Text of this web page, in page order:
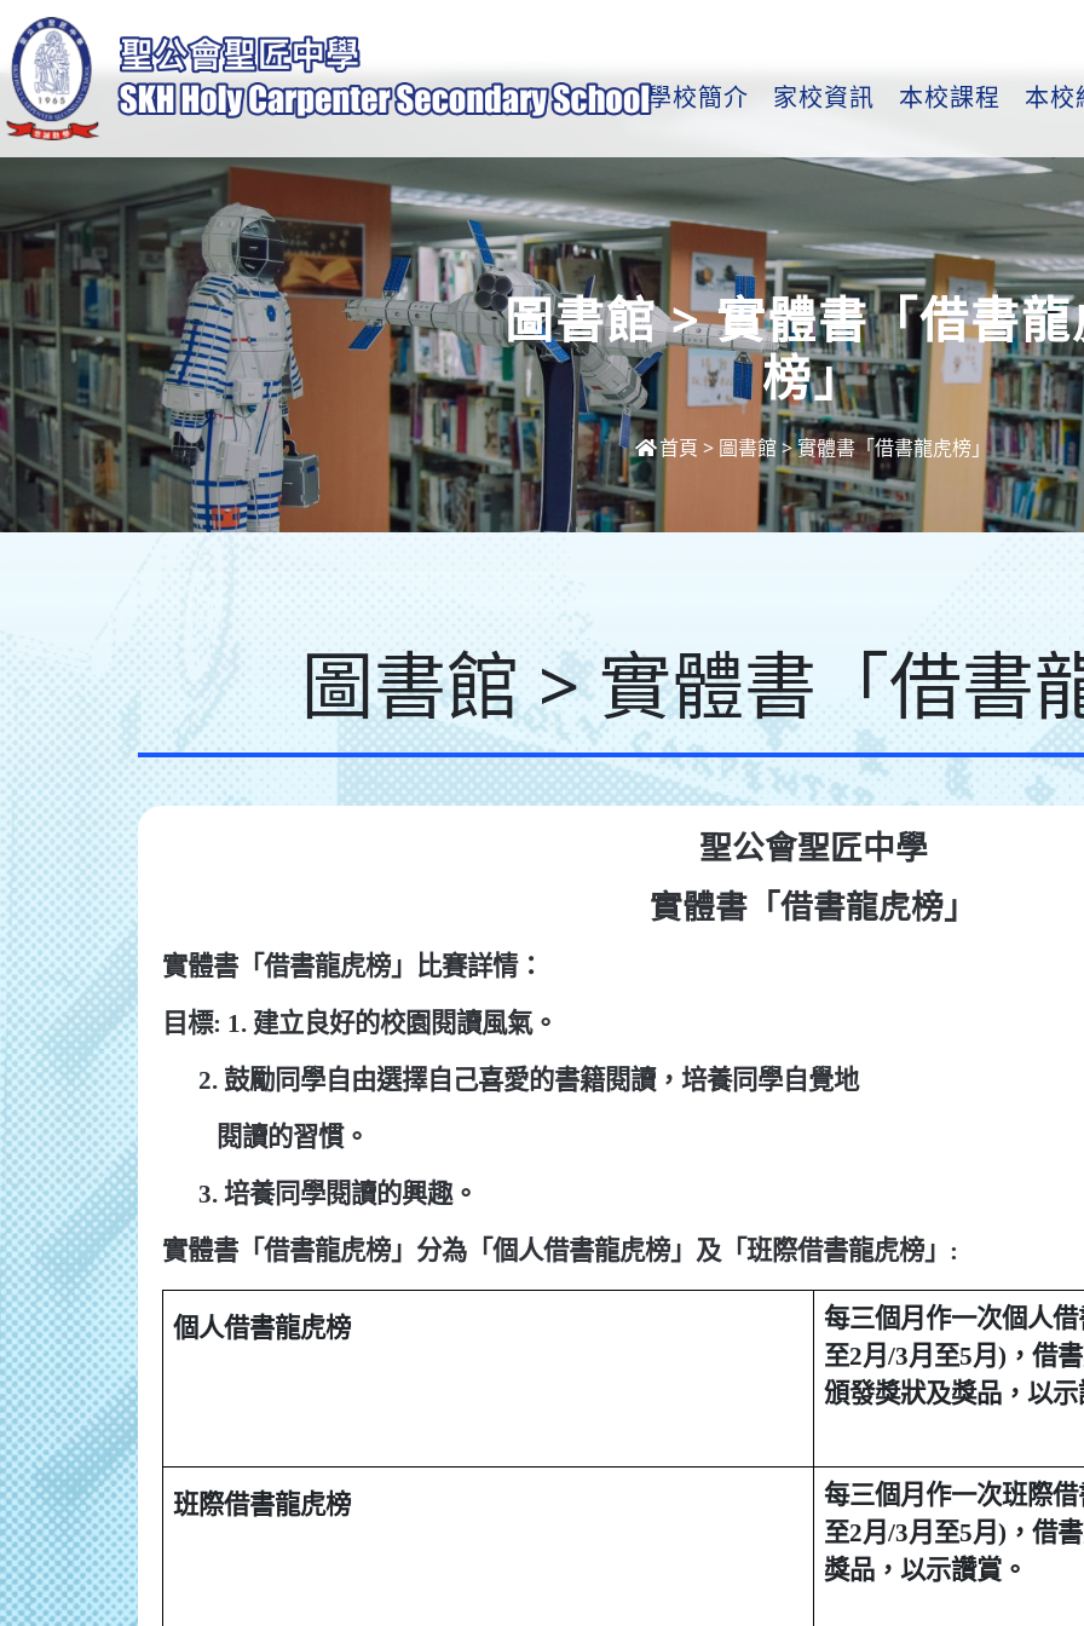
學校簡介 家校資訊 本校課程 本校
圖書館 > 實體書「借書
榜」
首頁 > 圖書館 > 實體書「借書龍虎榜」
圖書館 > 實體書「借書
聖公會聖匠中學
實體書「借書龍虎榜」
實體書「借書龍虎榜」比賽詳情：
目標: 1. 建立良好的校園閱讀風氣。
2. 鼓勵同學自由選擇自己喜愛的書籍閱讀，培養同學自覺地
閱讀的習慣。
3. 培養同學閱讀的興趣。
實體書「借書龍虎榜」分為「個人借書龍虎榜」及「班際借書龍虎榜」 :
個人借書龍虎榜
每三個月作一次個人
至2月/3月至5月)，借
頒發獎狀及獎品，以
班際借書龍虎榜
每三個月作一次班際
至2月/3月至5月)，借
獎品，以示讚賞。